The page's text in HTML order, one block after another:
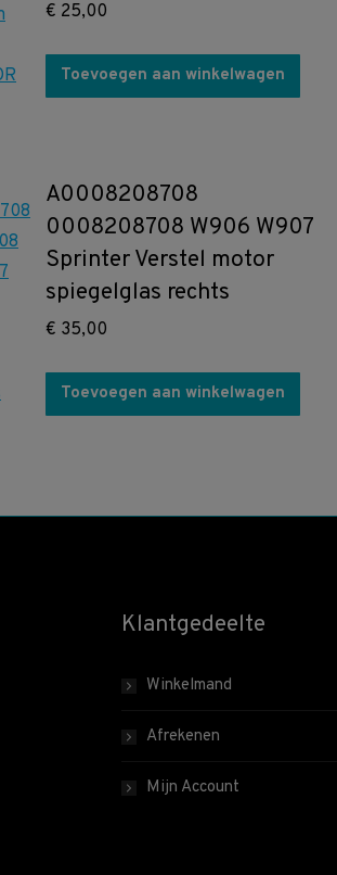
€ 25,00
Toevoegen aan winkelwagen
A0008208708
0008208708 W906 W907
Sprinter Verstel motor
spiegelglas rechts
€ 35,00
Toevoegen aan winkelwagen
Klantgedeelte
Winkelmand
Afrekenen
Mijn Account